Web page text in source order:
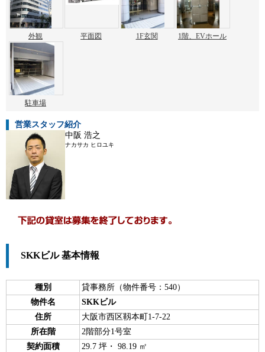
外観 平面図 1F玄関 1階、EVホール
駐車場
営業スタッフ紹介
中阪 浩之
ナカサカ ヒロユキ
SKKビル 基本情報
種別
貸事務所（物件番号：540）
物件名
SKKビル
住所
大阪市西区靱本町1-7-22
所在階
2階部分1号室
契約面積
29.7 坪・ 98.19 ㎡